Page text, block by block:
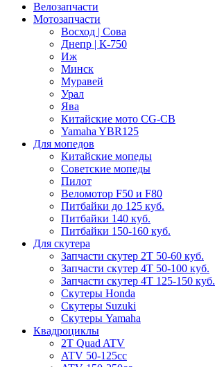
Велозапчасти
Мотозапчасти
Восход | Сова
Днепр | К-750
Иж
Минск
Муравей
Урал
Ява
Китайские мото CG-CB
Yamaha YBR125
Для мопедов
Китайские мопеды
Советские мопеды
Пилот
Веломотор F50 и F80
Питбайки до 125 куб.
Питбайки 140 куб.
Питбайки 150-160 куб.
Для скутера
Запчасти скутер 2Т 50-60 куб.
Запчасти скутер 4Т 50-100 куб.
Запчасти скутер 4Т 125-150 куб.
Скутеры Honda
Скутеры Suzuki
Скутеры Yamaha
Квадроциклы
2T Quad ATV
ATV 50-125cc